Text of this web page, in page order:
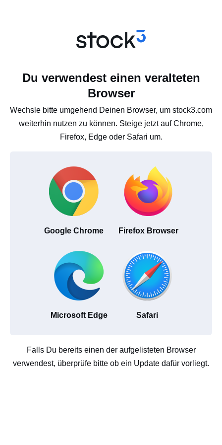
Du verwendest einen veralteten
Browser
Wechsle bitte umgehend Deinen Browser, um stock3.com
weiterhin nutzen zu können. Steige jetzt auf Chrome,
Firefox, Edge oder Safari um.
Google Chrome Firefox Browser
Microsoft Edge Safari
Falls Du bereits einen der aufgelisteten Browser
verwendest, überprüfe bitte ob ein Update dafür vorliegt.